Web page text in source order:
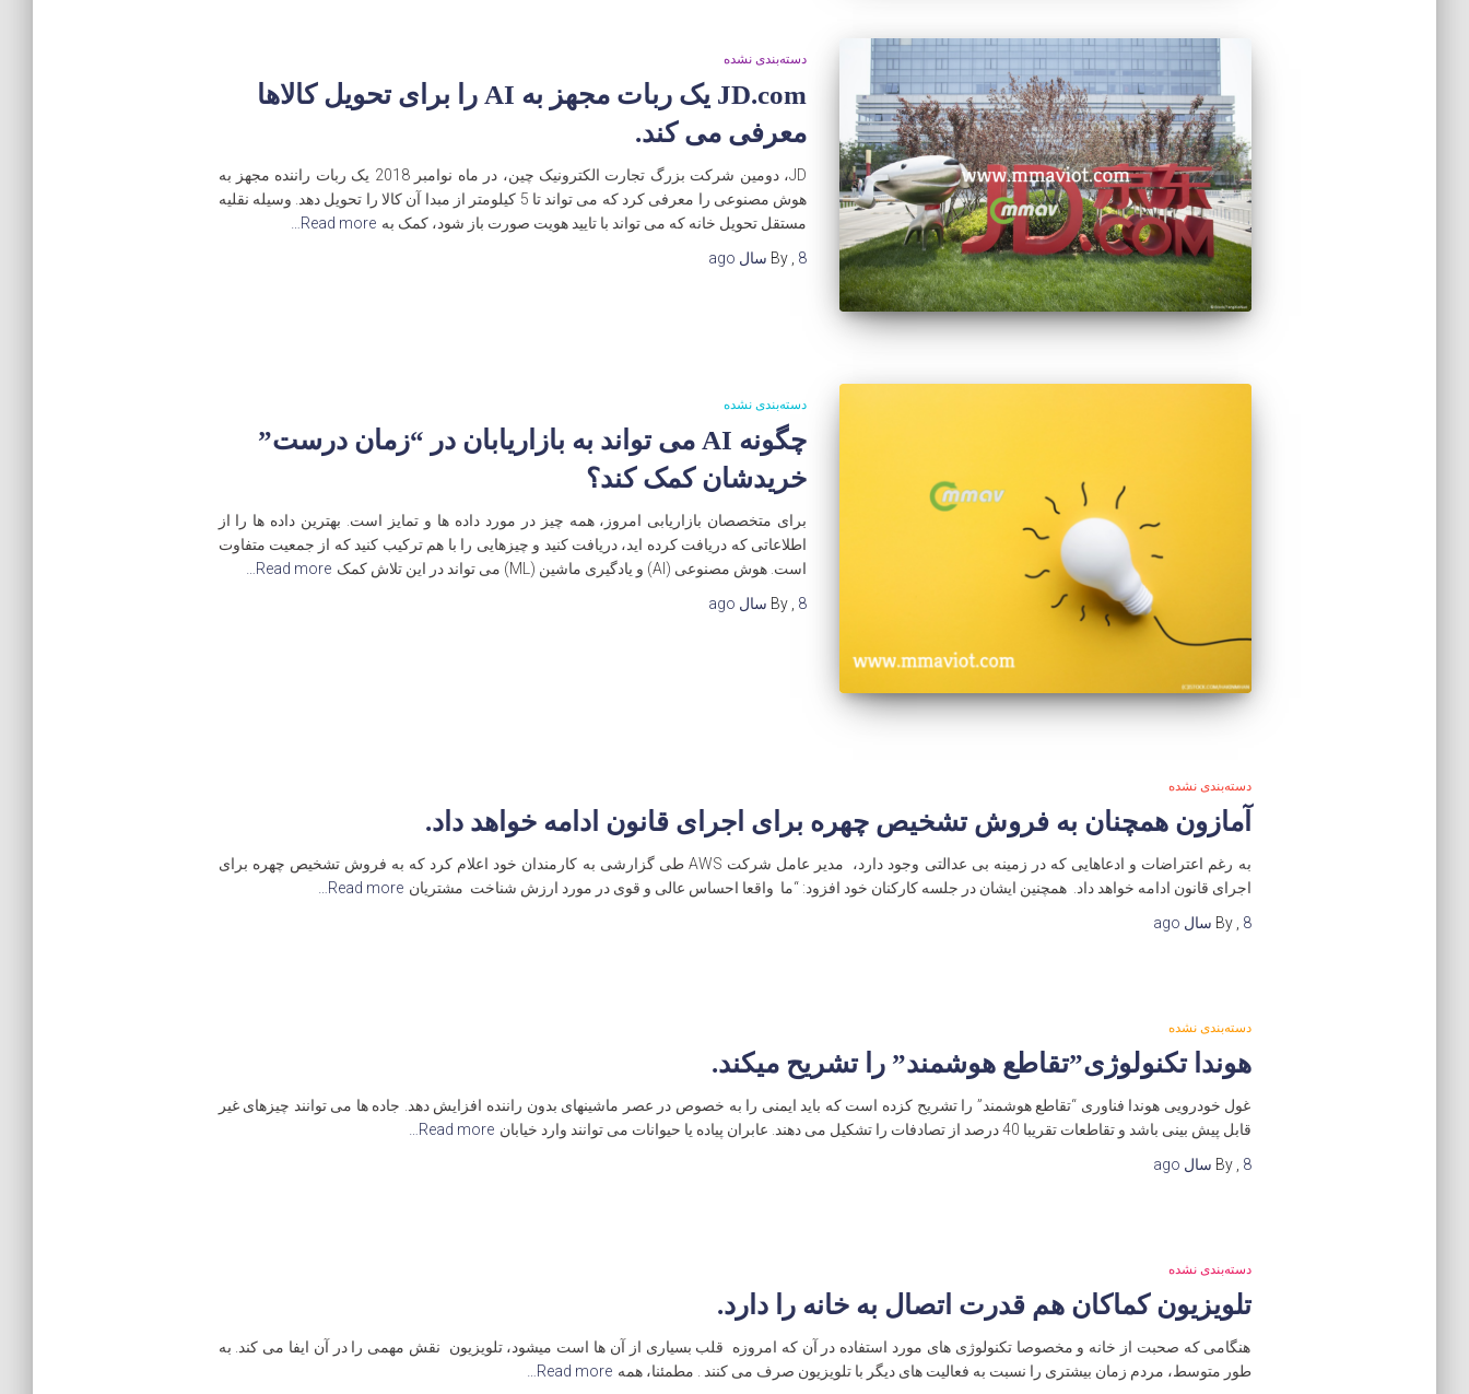
دسته‌بندی نشده
JD.com یک ربات مجهز به AI را برای تحویل کالاها
معرفی می کند.
JD، دومین شرکت بزرگ تجارت الکترونیک چین، در ماه نوامبر 2018 یک ربات راننده مجهز به
هوش مصنوعی را معرفی کرد که می تواند تا 5 کیلومتر از مبدا آن کالا را تحویل دهد. وسیله نقلیه
مستقل تحویل خانه که می تواند با تایید هویت صورت باز شود، کمک به Read more…
By
8 سال
دسته‌بندی نشده
چگونه AI می تواند به بازاریابان در “زمان درست”
خریدشان کمک کند؟
برای متخصصان بازاریابی امروز، همه چیز در مورد داده ها و تمایز است. بهترین داده ها را از
اطلاعاتی که دریافت کرده اید، دریافت کنید و چیزهایی را با هم ترکیب کنید که از جمعیت متفاوت
است. هوش مصنوعی (AI) و یادگیری ماشین (ML) می تواند در این تلاش کمک
Read more…
By , 8 سال
دسته‌بندی نشده
آمازون همچنان به فروش تشخیص چهره برای اجرای قانون ادامه خواهد داد.
به رغم اعتراضات و ادعاهایی که در زمینه بی عدالتی وجود دارد، مدیر عامل شرکت AWS طی گزارشی به کارمندان خود اعلام کرد که به فروش تشخیص چهره برای
اجرای قانون ادامه خواهد داد. همچنین ایشان در جلسه کارکنان خود افزود: “ما واقعا احساس عالی و قوی در مورد ارزش شناخت مشتریان Read more…
By
8 سال
دسته‌بندی نشده
هوندا تکنولوژی”تقاطع هوشمند” را تشریح میکند.
غول خودرویی هوندا فناوری “تقاطع هوشمند” را تشریح کزده است که باید ایمنی را به خصوص در عصر ماشینهای بدون راننده افزایش دهد. جاده ها می توانند چیزهای غیر
قابل پیش بینی باشد و تقاطعات تقریبا 40 درصد از تصادفات را تشکیل می دهند. عابران پیاده یا حیوانات می توانند وارد خیابان
Read more…
By
8 سال
دسته‌بندی نشده
تلویزیون کماکان هم قدرت اتصال به خانه را دارد.
هنگامی که صحبت از خانه و مخصوصا تکنولوژی های مورد استفاده در آن که امروزه قلب بسیاری از آن ها است میشود، تلویزیون نقش مهمی را در آن ایفا می کند. به
طور متوسط، مردم زمان بیشتری را نسبت به فعالیت های دیگر با تلویزیون صرف می کنند . مطمئنا، همه Read more…